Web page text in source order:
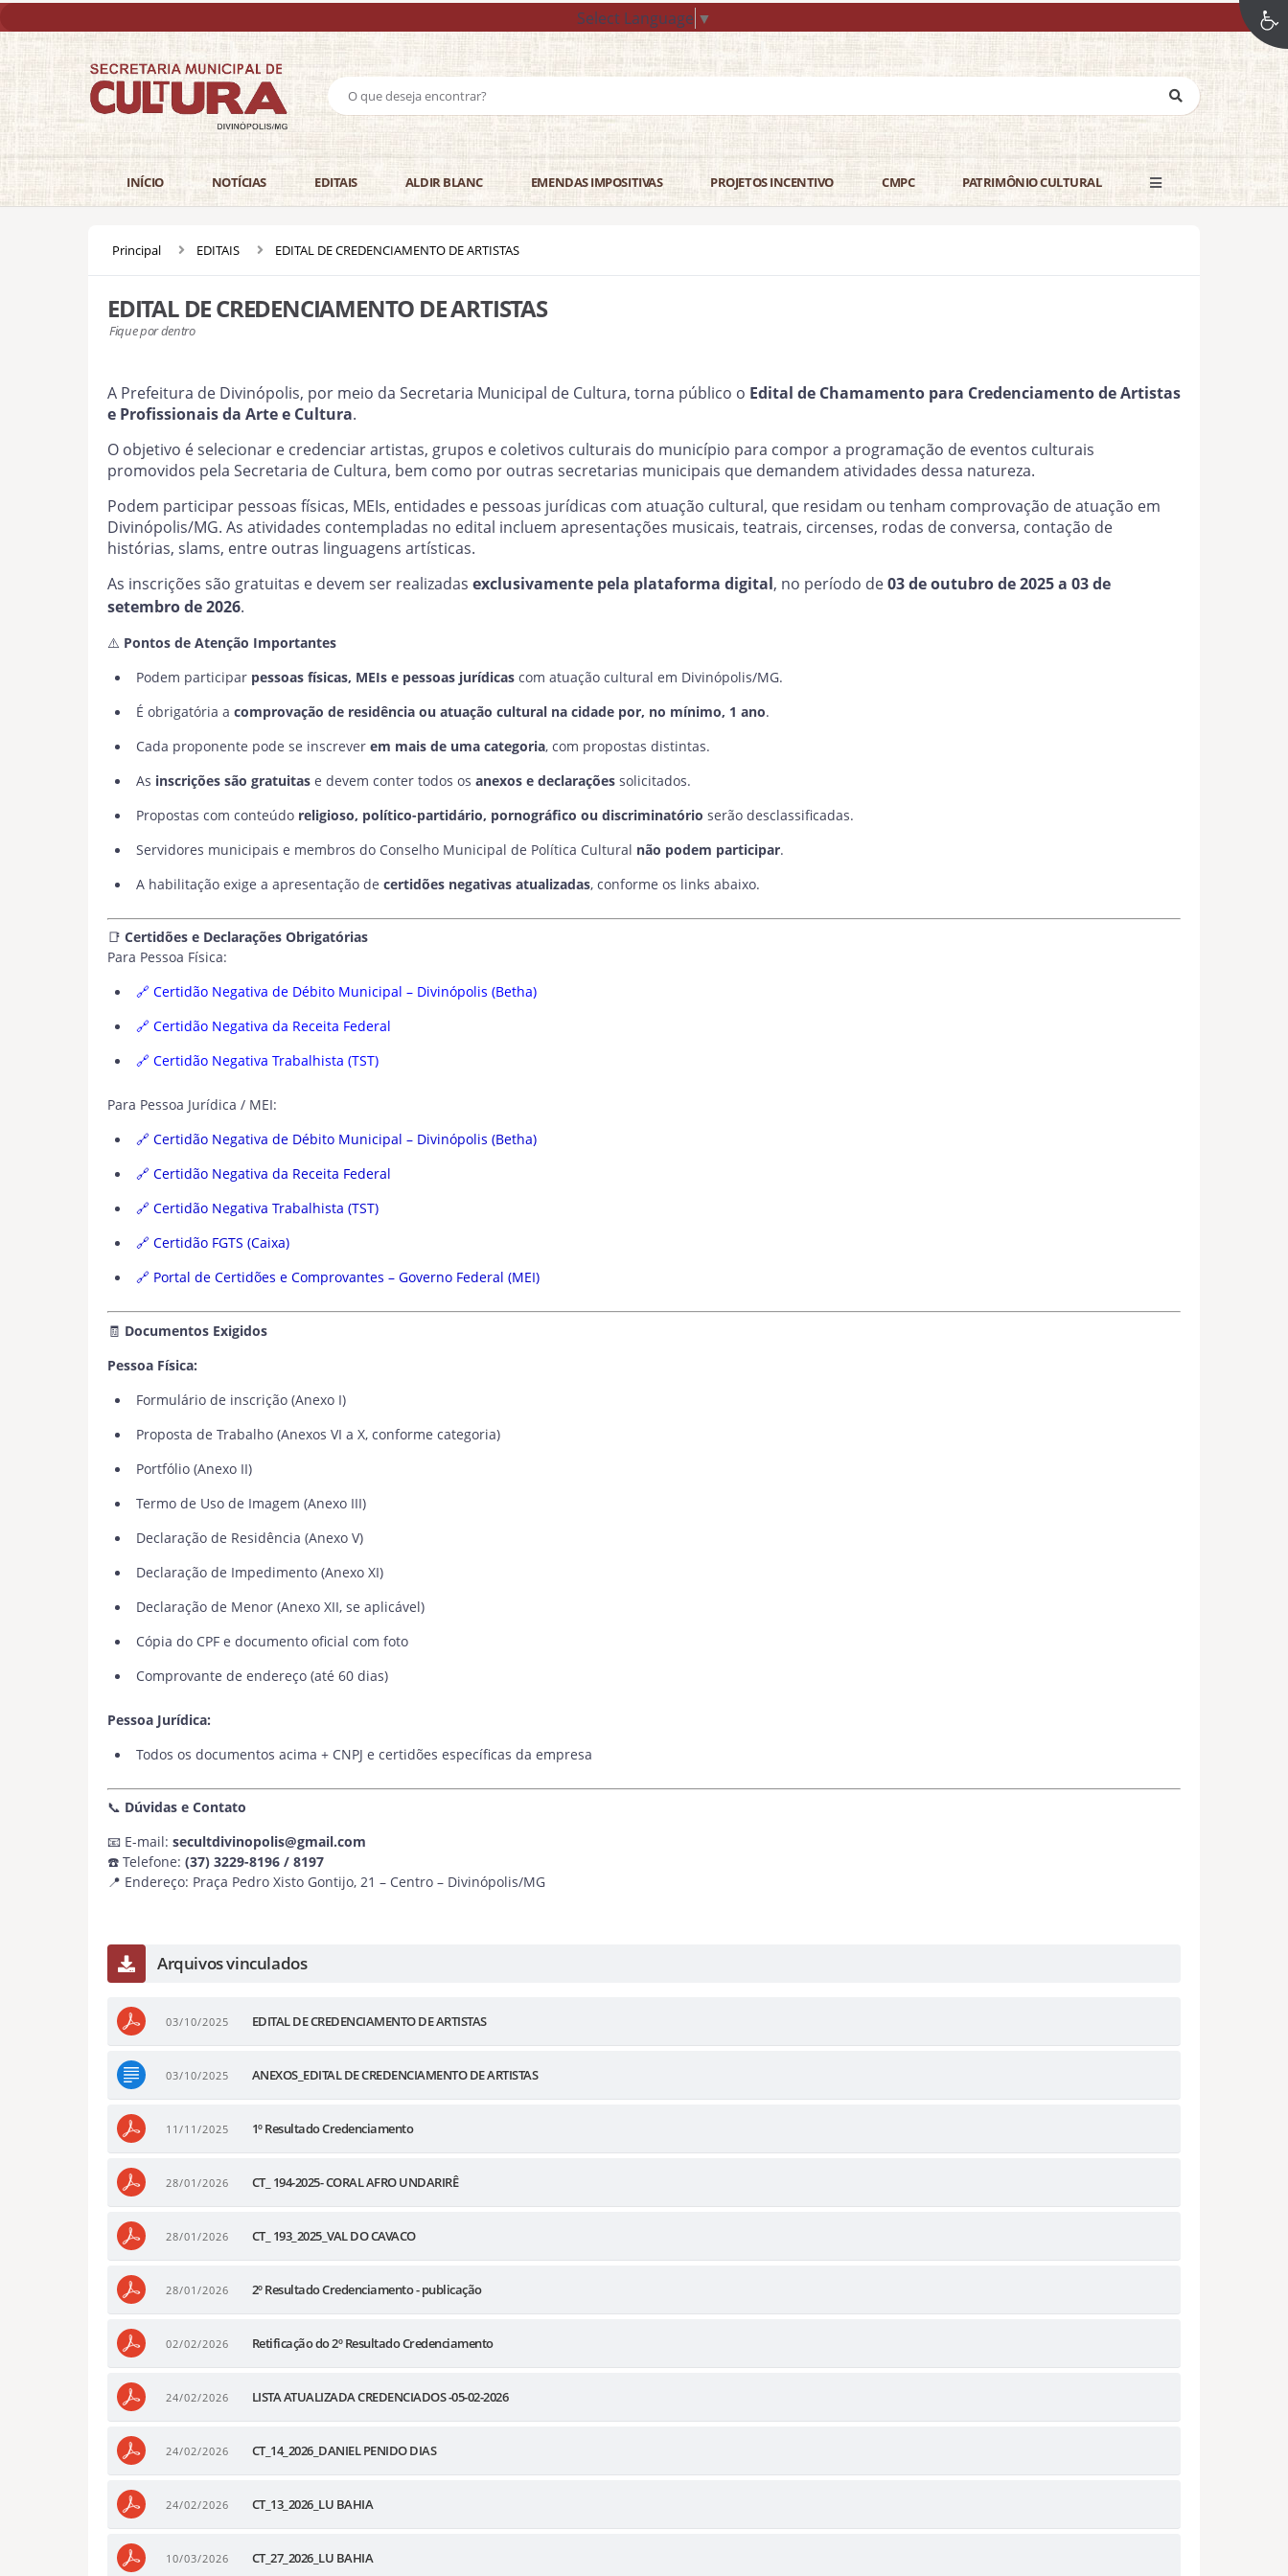
Select Language ▼
INÍCIO NOTÍCIAS EDITAIS ALDIR BLANC EMENDAS IMPOSITIVAS PROJETOS INCENTIVO CMPC PATRIMÔNIO CULTURAL
Principal EDITAIS EDITAL DE CREDENCIAMENTO DE ARTISTAS
EDITAL DE CREDENCIAMENTO DE ARTISTAS
Fique por dentro
A Prefeitura de Divinópolis, por meio da Secretaria Municipal de Cultura, torna público o Edital de Chamamento para Credenciamento de Artistas
e Profissionais da Arte e Cultura.
O objetivo é selecionar e credenciar artistas, grupos e coletivos culturais do município para compor a programação de eventos culturais
promovidos pela Secretaria de Cultura, bem como por outras secretarias municipais que demandem atividades dessa natureza.
Podem participar pessoas físicas, MEIs, entidades e pessoas jurídicas com atuação cultural, que residam ou tenham comprovação de atuação em
Divinópolis/MG. As atividades contempladas no edital incluem apresentações musicais, teatrais, circenses, rodas de conversa, contação de
histórias, slams, entre outras linguagens artísticas.
As inscrições são gratuitas e devem ser realizadas exclusivamente pela plataforma digital, no período de03 de outubro de 2025 a 03 de
setembro de 2026.
⚠️ Pontos de Atenção Importantes
Podem participar pessoas físicas, MEIs e pessoas jurídicas com atuação cultural em Divinópolis/MG.
É obrigatória a comprovação de residência ou atuação cultural na cidade por, no mínimo, 1 ano.
Cada proponente pode se inscrever em mais de uma categoria, com propostas distintas.
As inscrições são gratuitas e devem conter todos os anexos e declarações solicitados.
Propostas com conteúdo religioso, político-partidário, pornográfico ou discriminatório serão desclassificadas.
Servidores municipais e membros do Conselho Municipal de Política Cultural não podem participar.
A habilitação exige a apresentação de certidões negativas atualizadas, conforme os links abaixo.
📑 Certidões e Declarações Obrigatórias
Para Pessoa Física:
🔗 Certidão Negativa de Débito Municipal – Divinópolis (Betha)
🔗 Certidão Negativa da Receita Federal
🔗 Certidão Negativa Trabalhista (TST)
Para Pessoa Jurídica / MEI:
🔗 Certidão Negativa de Débito Municipal – Divinópolis (Betha)
🔗 Certidão Negativa da Receita Federal
🔗 Certidão Negativa Trabalhista (TST)
🔗 Certidão FGTS (Caixa)
🔗 Portal de Certidões e Comprovantes – Governo Federal (MEI)
🧾 Documentos Exigidos
Pessoa Física:
Formulário de inscrição (Anexo I)
Proposta de Trabalho (Anexos VI a X, conforme categoria)
Portfólio (Anexo II)
Termo de Uso de Imagem (Anexo III)
Declaração de Residência (Anexo V)
Declaração de Impedimento (Anexo XI)
Declaração de Menor (Anexo XII, se aplicável)
Cópia do CPF e documento oficial com foto
Comprovante de endereço (até 60 dias)
Pessoa Jurídica:
Todos os documentos acima + CNPJ e certidões específicas da empresa
📞 Dúvidas e Contato
📧 E-mail: secultdivinopolis@gmail.com
☎️ Telefone: (37) 3229-8196 / 8197
📍 Endereço: Praça Pedro Xisto Gontijo, 21 – Centro – Divinópolis/MG
Arquivos vinculados
03/10/2025 EDITAL DE CREDENCIAMENTO DE ARTISTAS
03/10/2025 ANEXOS_EDITAL DE CREDENCIAMENTO DE ARTISTAS
11/11/2025 1º Resultado Credenciamento
28/01/2026 CT_ 194-2025- CORAL AFRO UNDARIRÊ
28/01/2026 CT_ 193_2025_VAL DO CAVACO
28/01/2026 2º Resultado Credenciamento - publicação
02/02/2026 Retificação do 2º Resultado Credenciamento
24/02/2026 LISTA ATUALIZADA CREDENCIADOS -05-02-2026
24/02/2026 CT_14_2026_DANIEL PENIDO DIAS
24/02/2026 CT_13_2026_LU BAHIA
10/03/2026 CT_27_2026_LU BAHIA